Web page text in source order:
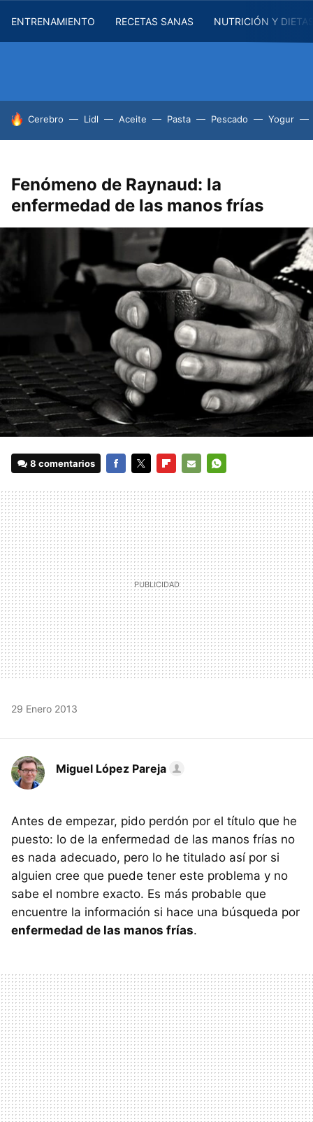
ENTRENAMIENTO RECETAS SANAS NUTRICIÓN Y
HOY SE HABLA DE
Cerebro Lidl Aceite Pasta Pescado Yogur
Fenómeno de Raynaud: la
enfermedad de las manos frías
8 comentarios
MAIL
29 Enero 2013
Miguel López Pareja
Antes de empezar, pido perdón por el título que he
puesto: lo de la enfermedad de las manos frías no
es nada adecuado, pero lo he titulado así por si
alguien cree que puede tener este problema y no
sabe el nombre exacto. Es más probable que
encuentre la información si hace una búsqueda por
enfermedad de las manos frías.